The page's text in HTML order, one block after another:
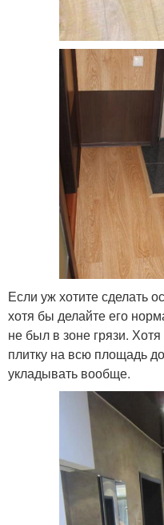
Если уж хотите сделать
хотя бы делайте его
не был в зоне грязи.
плитку на всю площадь
укладывать вообще.